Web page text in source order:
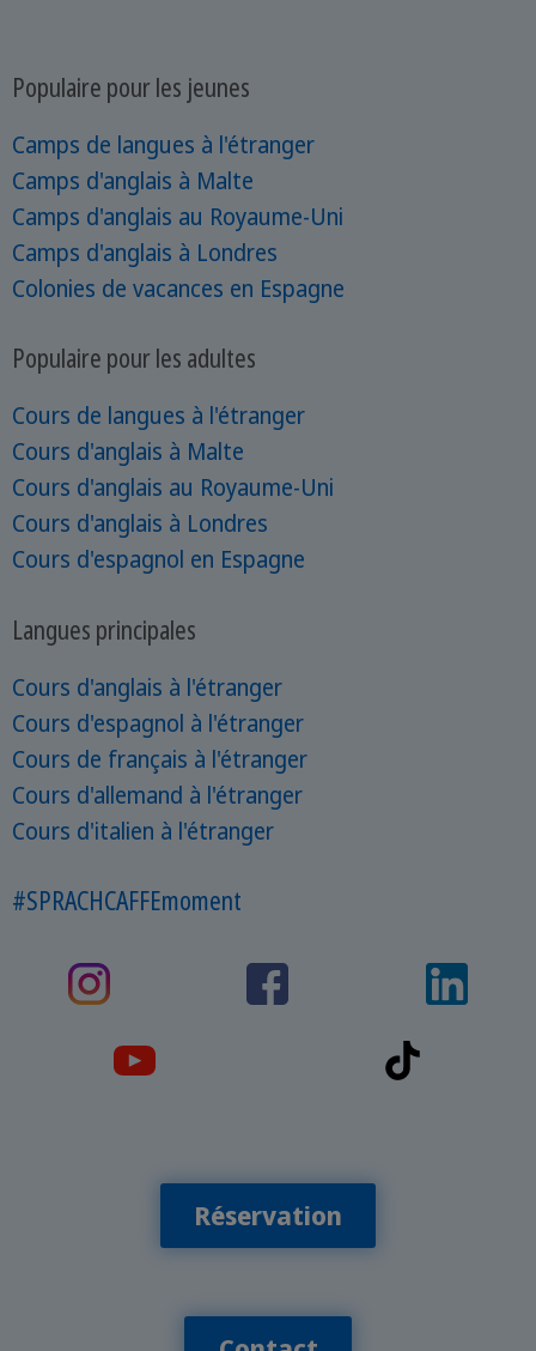
Populaire pour les jeunes
Camps de langues à l'étranger
Camps d'anglais à Malte
Camps d'anglais au Royaume-Uni
Camps d'anglais à Londres
Colonies de vacances en Espagne
Populaire pour les adultes
Cours de langues à l'étranger
Cours d'anglais à Malte
Cours d'anglais au Royaume-Uni
Cours d'anglais à Londres
Cours d'espagnol en Espagne
Langues principales
Cours d'anglais à l'étranger
Cours d'espagnol à l'étranger
Cours de français à l'étranger
Cours d'allemand à l'étranger
Cours d'italien à l'étranger
#SPRACHCAFFEmoment
Réservation